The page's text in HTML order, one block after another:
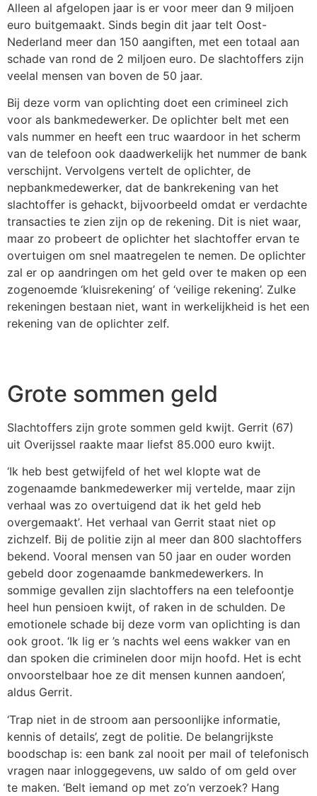
Alleen al afgelopen jaar is er voor meer dan 9 miljoen
euro buitgemaakt. Sinds begin dit jaar telt Oost-
Nederland meer dan 150 aangiften, met een totaal aan
schade van rond de 2 miljoen euro. De slachtoffers zijn
veelal mensen van boven de 50 jaar.
Bij deze vorm van oplichting doet een crimineel zich
voor als bankmedewerker. De oplichter belt met een
vals nummer en heeft een truc waardoor in het scherm
van de telefoon ook daadwerkelijk het nummer de bank
verschijnt. Vervolgens vertelt de oplichter, de
nepbankmedewerker, dat de bankrekening van het
slachtoffer is gehackt, bijvoorbeeld omdat er verdachte
transacties te zien zijn op de rekening. Dit is niet waar,
maar zo probeert de oplichter het slachtoffer ervan te
overtuigen om snel maatregelen te nemen. De oplichter
zal er op aandringen om het geld over te maken op een
zogenoemde ‘kluisrekening’ of ‘veilige rekening’. Zulke
rekeningen bestaan niet, want in werkelijkheid is het een
rekening van de oplichter zelf.
Grote sommen geld
Slachtoffers zijn grote sommen geld kwijt. Gerrit (67)
uit Overijssel raakte maar liefst 85.000 euro kwijt.
‘Ik heb best getwijfeld of het wel klopte wat de
zogenaamde bankmedewerker mij vertelde, maar zijn
verhaal was zo overtuigend dat ik het geld heb
overgemaakt’. Het verhaal van Gerrit staat niet op
zichzelf. Bij de politie zijn al meer dan 800 slachtoffers
bekend. Vooral mensen van 50 jaar en ouder worden
gebeld door zogenaamde bankmedewerkers. In
sommige gevallen zijn slachtoffers na een telefoontje
heel hun pensioen kwijt, of raken in de schulden. De
emotionele schade bij deze vorm van oplichting is dan
ook groot. ‘Ik lig er ’s nachts wel eens wakker van en
dan spoken die criminelen door mijn hoofd. Het is echt
onvoorstelbaar hoe ze dit mensen kunnen aandoen’,
aldus Gerrit.
‘Trap niet in de stroom aan persoonlijke informatie,
kennis of details’, zegt de politie. De belangrijkste
boodschap is: een bank zal nooit per mail of telefonisch
vragen naar inloggegevens, uw saldo of om geld over
te maken. ‘Belt iemand op met zo’n verzoek? Hang